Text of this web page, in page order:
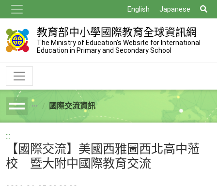
到
主
要
內
English Japanese
尋
教育部中小學國際教育全球資訊網
The Ministry of Education's Website for International
Education in Primary and Secondary School
breadcrumb國際交流資訊
:::
【國際交流】美國西雅圖西北高中蒞
校 暨大附中國際教育交流